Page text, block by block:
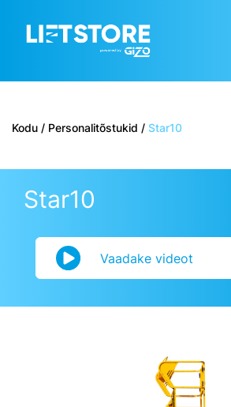
Kodu / Personalitõstukid / Star10
Star10
Vaadake videot